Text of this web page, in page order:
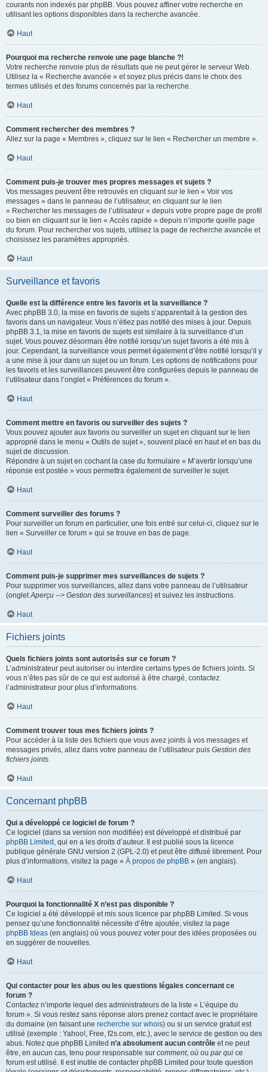
courants non indexés par phpBB. Vous pouvez affiner votre recherche en
utilisant les options disponibles dans la recherche avancée.
Haut
Pourquoi ma recherche renvoie une page blanche ?!
Votre recherche renvoie plus de résultats que ne peut gérer le serveur Web.
Utilisez la « Recherche avancée » et soyez plus précis dans le choix des
termes utilisés et des forums concernés par la recherche.
Haut
Comment rechercher des membres ?
Allez sur la page « Membres », cliquez sur le lien « Rechercher un membre ».
Haut
Comment puis-je trouver mes propres messages et sujets ?
Vos messages peuvent être retrouvés en cliquant sur le lien « Voir vos
messages » dans le panneau de l’utilisateur, en cliquant sur le lien
« Rechercher les messages de l’utilisateur » depuis votre propre page de profil
ou bien en cliquant sur le lien « Accès rapide » depuis n’importe quelle page
du forum. Pour rechercher vos sujets, utilisez la page de recherche avancée et
choisissez les paramètres appropriés.
Haut
Surveillance et favoris
Quelle est la différence entre les favoris et la surveillance ?
Avec phpBB 3.0, la mise en favoris de sujets s’apparentait à la gestion des
favoris dans un navigateur. Vous n’étiez pas notifié des mises à jour. Depuis
phpBB 3.1, la mise en favoris de sujets est similaire à la surveillance d’un
sujet. Vous pouvez désormais être notifié lorsqu’un sujet favoris a été mis à
jour. Cependant, la surveillance vous permet également d’être notifié lorsqu’il y
a une mise à jour dans un sujet ou un forum. Les options de notifications pour
les favoris et les surveillances peuvent être configurées depuis le panneau de
l’utilisateur dans l’onglet « Préférences du forum ».
Haut
Comment mettre en favoris ou surveiller des sujets ?
Vous pouvez ajouter aux favoris ou surveiller un sujet en cliquant sur le lien
approprié dans le menu « Outils de sujet », souvent placé en haut et en bas du
sujet de discussion.
Répondre à un sujet en cochant la case du formulaire « M’avertir lorsqu’une
réponse est postée » vous permettra également de surveiller le sujet.
Haut
Comment surveiller des forums ?
Pour surveiller un forum en particulier, une fois entré sur celui-ci, cliquez sur le
lien « Surveiller ce forum » qui se trouve en bas de page.
Haut
Comment puis-je supprimer mes surveillances de sujets ?
Pour supprimer vos surveillances, allez dans votre panneau de l’utilisateur
(ongletAperçu --> Gestion des surveillances) et suivez les instructions.
Haut
Fichiers joints
Quels fichiers joints sont autorisés sur ce forum ?
L’administrateur peut autoriser ou interdire certains types de fichiers joints. Si
vous n’êtes pas sûr de ce qui est autorisé à être chargé, contactez
l’administrateur pour plus d’informations.
Haut
Comment trouver tous mes fichiers joints ?
Pour accéder à la liste des fichiers que vous avez joints à vos messages et
messages privés, allez dans votre panneau de l’utilisateur puis Gestion des
fichiers joints.
Haut
Concernant phpBB
Qui a développé ce logiciel de forum ?
Ce logiciel (dans sa version non modifiée) est développé et distribué par
phpBB Limited , qui en a les droits d’auteur. Il est publié sous la licence
publique générale GNU version 2 (GPL-2.0) et peut être diffusé librement. Pour
plus d’informations, visitez la page « À propos de phpBB » (en anglais).
Haut
Pourquoi la fonctionnalité X n’est pas disponible ?
Ce logiciel a été développé et mis sous licence par phpBB Limited. Si vous
pensez qu’une fonctionnalité nécessite d’être ajoutée, visitez la page
phpBB Ideas (en anglais) où vous pouvez voter pour des idées proposées ou
en suggérer de nouvelles.
Haut
Qui contacter pour les abus ou les questions légales concernant ce
forum ?
Contactez n’importe lequel des administrateurs de la liste « L’équipe du
forum ». Si vous restez sans réponse alors prenez contact avec le propriétaire
du domaine (en faisant une recherche sur whois) ou si un service gratuit est
utilisé (exemple : Yahoo!, Free, f2s.com, etc.), avec le service de gestion ou des
abus. Notez que phpBB Limited n’a absolument aucun contrôle et ne peut
être, en aucun cas, tenu pour responsable sur comment, où ou par qui ce
forum est utilisé. Il est inutile de contacter phpBB Limited pour toute question